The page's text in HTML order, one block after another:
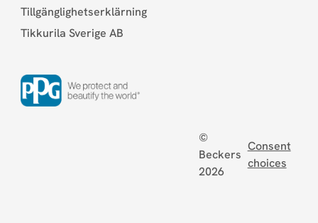
Tillgänglighetserklärning
Tikkurila Sverige AB
©
Beckers
2026
Consent
choices